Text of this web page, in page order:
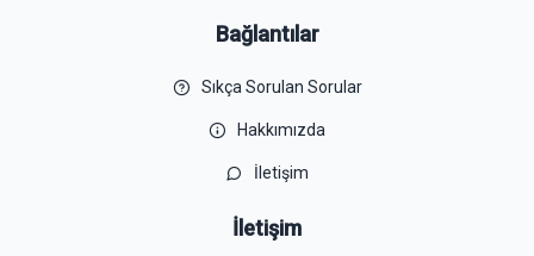
Bağlantılar
Sıkça Sorulan Sorular
Hakkımızda
İletişim
İletişim